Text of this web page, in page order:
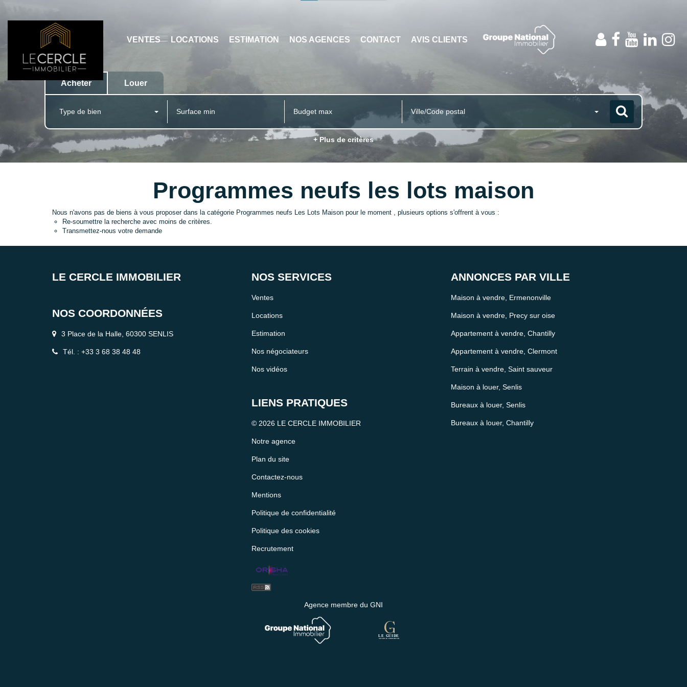
VENTES LOCATIONS ESTIMATION NOS AGENCES CONTACT AVIS CLIENTS
Acheter Louer
Type de bien Ville/Code postal
+ Plus de critères
Programmes neufs les lots maison
Nous n'avons pas de biens à vous proposer dans la catégorie Programmes neufs Les Lots Maison pour le moment , plusieurs options s'offrent à vous :
Re-soumettre la recherche avec moins de critères.
Transmettez-nous votre demande
LE CERCLE IMMOBILIER
NOS COORDONNÉES
3 Place de la Halle, 60300 SENLIS
Tél. : +33 3 68 38 48 48
NOS SERVICES
Ventes
Locations
Estimation
Nos négociateurs
Nos vidéos
LIENS PRATIQUES
© 2026 LE CERCLE IMMOBILIER
Notre agence
Plan du site
Contactez-nous
Mentions
Politique de confidentialité
Politique des cookies
Recrutement
Agence membre du GNI
ANNONCES PAR VILLE
Maison à vendre, Ermenonville
Maison à vendre, Precy sur oise
Appartement à vendre, Chantilly
Appartement à vendre, Clermont
Terrain à vendre, Saint sauveur
Maison à louer, Senlis
Bureaux à louer, Senlis
Bureaux à louer, Chantilly